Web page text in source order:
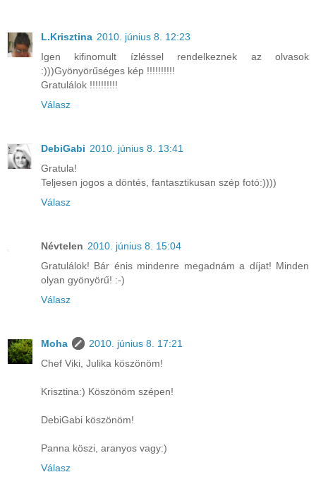
L.Krisztina 2010. június 8. 12:23
Igen kifinomult ízléssel rendelkeznek az olvasok
:)))Gyönyörűséges kép !!!!!!!!!!
Gratulálok !!!!!!!!!!
Válasz
DebiGabi 2010. június 8. 13:41
Gratula!
Teljesen jogos a döntés, fantasztikusan szép fotó:))))
Válasz
Névtelen 2010. június 8. 15:04
Gratulálok! Bár énis mindenre megadnám a díjat! Minden
olyan gyönyörű! :-)
Válasz
Moha
2010. június 8. 17:21
Chef Viki, Julika köszönöm!
Krisztina:) Köszönöm szépen!
DebiGabi köszönöm!
Panna köszi, aranyos vagy:)
Válasz